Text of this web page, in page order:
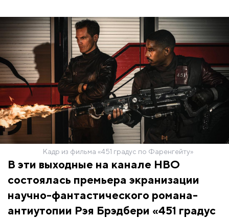
Кадр из фильма «451 градус по Фаренгейту»
В эти выходные на канале HBO
состоялась премьера экранизации
научно-фантастического романа-
антиутопии Рэя Брэдбери «451 градус